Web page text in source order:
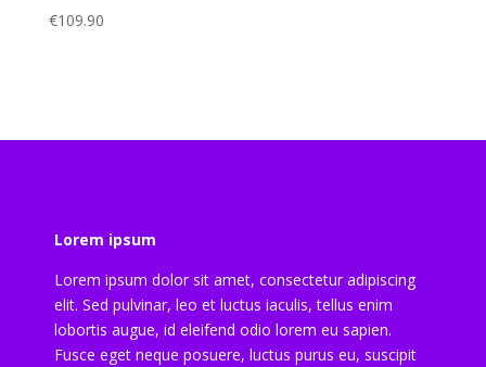
€109.90
Lorem ipsum
Lorem ipsum dolor sit amet, consectetur adipiscing
elit. Sed pulvinar, leo et luctus iaculis, tellus enim
lobortis augue, id eleifend odio lorem eu sapien.
Fusce eget neque posuere, luctus purus eu, suscipit